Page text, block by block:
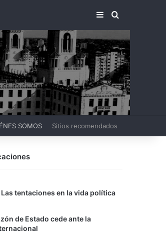
BARRA LATERAL
BUSCAR
SOMOS Sitios recomendados
Las tentaciones en la vida política
de Estado cede ante la